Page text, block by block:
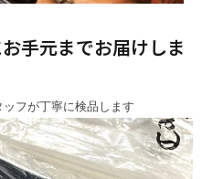
手元までお届けしま
フが丁寧に検品します